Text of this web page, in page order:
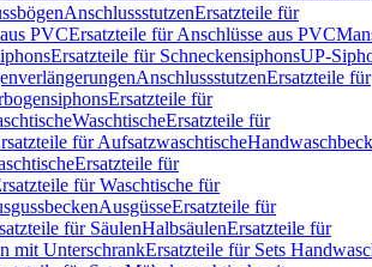
AnschlussstutzenErsatzteile für
PVCErsatzteile für Anschlüsse aus PVC
Ersatzteile für SchneckensiphonsUP-
AnschlussstutzenErsatzteile für
Ersatzteile für
WaschtischeErsatzteile für
für Aufsatzwaschtische
Ersatzteile für
für Waschtische für
AusgüsseErsatzteile für
für SäulenHalbsäulenErsatzteile für
mit UnterschrankErsatzteile für Sets